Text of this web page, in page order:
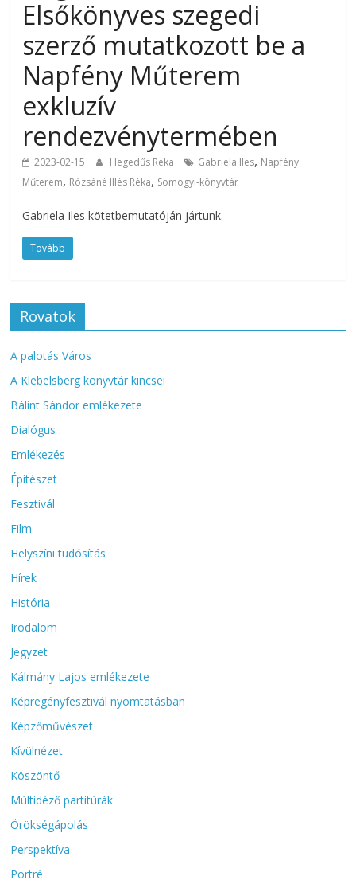
Elsőkönyves szegedi
szerző mutatkozott be a
Napfény Műterem
exkluzív
rendezvénytermében
2023-02-15 Hegedűs Réka Gabriela Iles, Napfény
Műterem, Rózsáné Illés Réka, Somogyi-könyvtár
Gabriela Iles kötetbemutatóján jártunk.
Tovább
Rovatok
A palotás Város
A Klebelsberg könyvtár kincsei
Bálint Sándor emlékezete
Dialógus
Emlékezés
Építészet
Fesztivál
Film
Helyszíni tudósítás
Hírek
História
Irodalom
Jegyzet
Kálmány Lajos emlékezete
Képregényfesztivál nyomtatásban
Képzőművészet
Kívülnézet
Köszöntő
Múltidéző partitúrák
Örökségápolás
Perspektíva
Portré